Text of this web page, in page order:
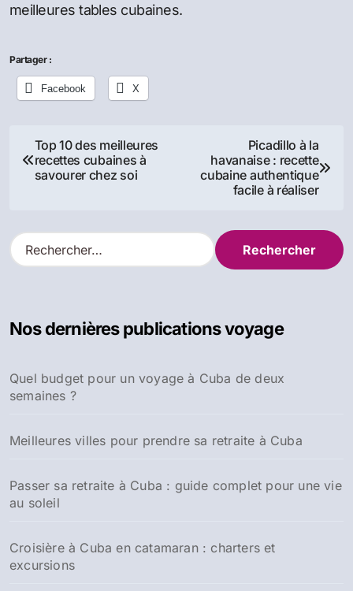
meilleures tables cubaines.
Partager :
Facebook X
Navigation
de
Top 10 des meilleures
recettes cubaines à
savourer chez soi
Picadillo à la
havanaise : recette
cubaine authentique
facile à réaliser
R
e
r
e
r
Nos dernières publications voyage
Quel budget pour un voyage à Cuba de deux
semaines ?
Meilleures villes pour prendre sa retraite à Cuba
Passer sa retraite à Cuba : guide complet pour une vie
au soleil
Croisière à Cuba en catamaran : charters et
excursions